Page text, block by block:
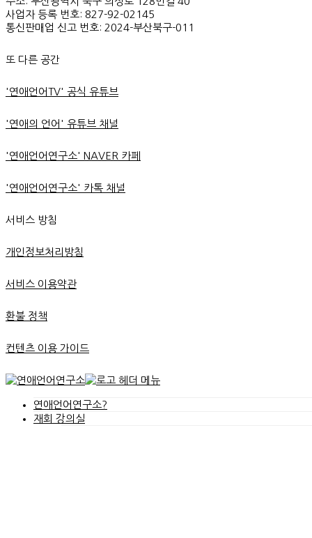
사업자 등록 번호: 827-92-02145
통신판매업 신고 번호: 2024-부산북구-011
또 다른 공간
'연애언어TV' 공식 유튜브
'연애의 언어' 유튜브 채널
'연애언어연구소' NAVER 카페
'연애언어연구소' 카톡 채널
서비스 방침
개인정보처리방침
서비스 이용약관
환불 정책
컨텐츠 이용 가이드
연애언어연구소?
재회 강의실